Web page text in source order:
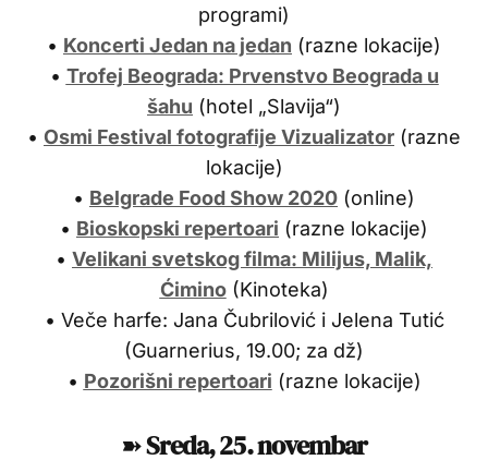
programi)
• Koncerti Jedan na jedan (razne lokacije)
• Trofej Beograda: Prvenstvo Beograda u
šahu (hotel „Slavija“)
• Osmi Festival fotografije Vizualizator (razne
lokacije)
• Belgrade Food Show 2020 (online)
• Bioskopski repertoari (razne lokacije)
• Velikani svetskog filma: Milijus, Malik,
Ćimino(Kinoteka)
• Veče harfe: Jana Čubrilović i Jelena Tutić
(Guarnerius, 19.00; za dž)
• Pozorišni repertoari (razne lokacije)
➽Sreda, 25. novembar